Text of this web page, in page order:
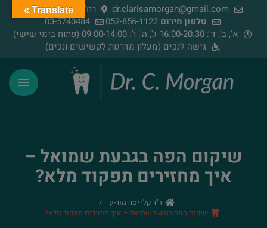
dr.clarisamorgan@gmail.com
רח' הירדן 91, רמת גן
טלפון חירום
03-5740484
א', ב', ד': 16:00-20:30 ג', ה', ו': 09:00-14:00 (פתוח בימי שישי)
גישה לנכים (מעלון מדרגות לקשישים ונכים)
שיקום הפה בגבעת שמואל –
איך מחזירים תפקוד מלא?
ד"ר קלריסה מור-גן
/
שיקום הפה בגבעת שמואל – איך מחזירים תפקוד מלא?
Translate »